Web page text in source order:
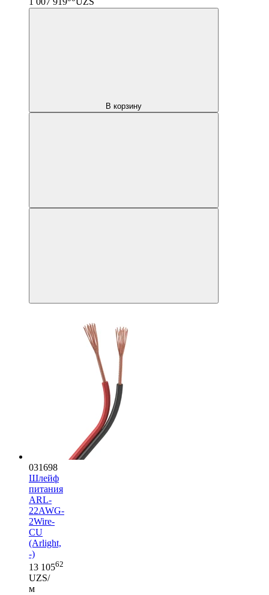
В корзину
031698
Шлейф
питания
ARL-
22AWG-
2Wire-
CU
(Arlight,
-)
13 10562
UZS/
м